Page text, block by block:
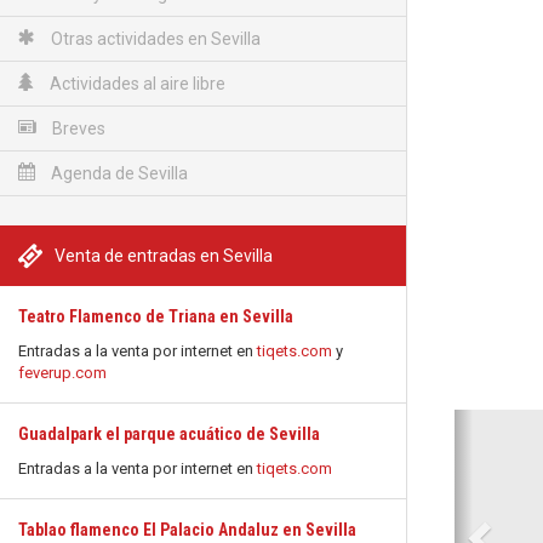
Otras actividades en Sevilla
Actividades al aire libre
Breves
Agenda de Sevilla
Venta de entradas en Sevilla
Teatro Flamenco de Triana en Sevilla
Entradas a la venta por internet entiqets.com y
feverup.com
Guadalpark el parque acuático de Sevilla
Entradas a la venta por internet entiqets.com
Tablao flamenco El Palacio Andaluz en Sevilla